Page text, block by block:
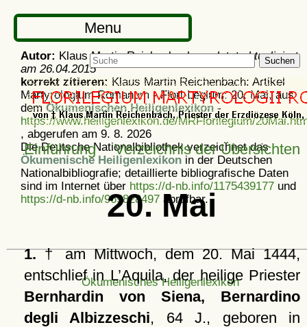
Menu
Suchen
Einführung Verzeichnis der Übersichten
20. Mai
1.† am Mittwoch, dem 20. Mai 1444,
entschlief in L’Aquila, der heilige Priester
Bernhardin von Siena, Bernardino
degli Albizzeschi, 64 J., geboren in
Autor: Klaus Martin Reichenbach -zuletzt aktualisiert
am 26.04.2015
korrekt zitieren:Klaus Martin Reichenbach: Artikel
Martyrologium Romanum - Flori-Legium: 20. Mai, aus
demÖkumenischen Heiligenlexikon-
https://www.heiligenlexikon.de/MRFlorilegium/
, abgerufen am 9. 8. 2026
Die Deutsche Nationalbibliothek verzeichnet das
Ökumenische Heiligenlexikon in der Deutschen
Nationalbibliografie; detaillierte bibliografische Daten
sind im Internet über https://d-nb.info/1175439177 und
https://d-nb.info/969828497 abrufbar.
Ökumenisches Heiligenlexikon